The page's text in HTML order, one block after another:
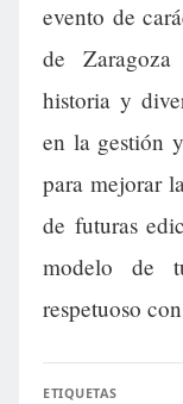
evento de
de
historia y
en la gestión
para mejorar
de futuras
modelo de
respetuoso
ETIQUETAS